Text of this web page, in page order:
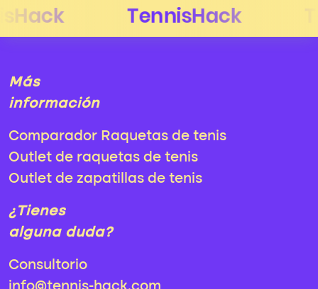
Más
información
Comparador Raquetas de tenis
Outlet de raquetas de tenis
Outlet de zapatillas de tenis
¿Tienes
alguna duda?
Consultorio